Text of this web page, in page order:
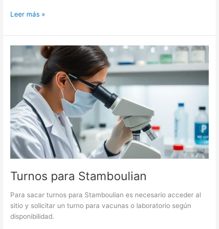
Turnos
el
Sanatorio
Allende
Leer más »
Turnos para Stamboulian
Para sacar turnos para Stamboulian es necesario acceder al
sitio y solicitar un turno para vacunas o laboratorio según
disponibilidad.